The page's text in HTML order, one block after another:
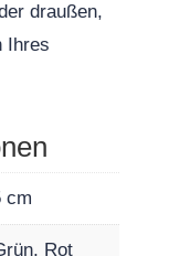
draußen,
Ihres
cm
Rot